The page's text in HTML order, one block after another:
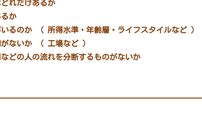
れだけあるか
か
るのか （ 所得水準・年齢層・ライフスタイルなど ）
ないか （ 工場など ）
どの人の流れを分断するものがないか